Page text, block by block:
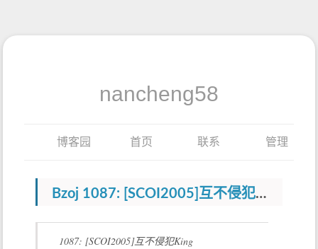
nancheng58
博客园 首页 联系 管理
Bzoj 1087: [SCOI2005]互不侵犯King(状压DP)
1087: [SCOI2005]互不侵犯King